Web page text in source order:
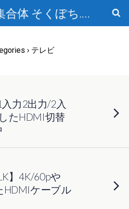
特価情報集合体 そくぽち.com
› テレビ
力2出力/2入
たHDMI切替
】4K/60pや
HDMIケーブル